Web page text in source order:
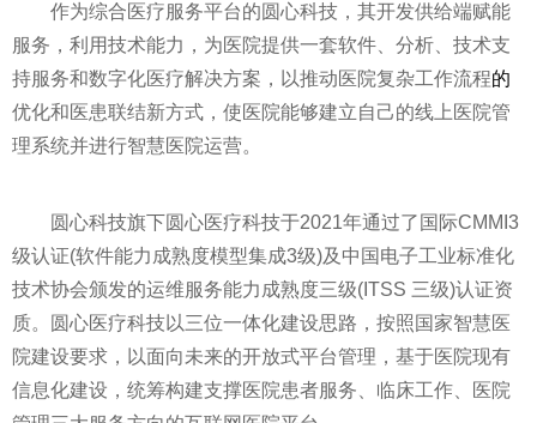
作为综合医疗服务平台的圆心科技，其开发供给端赋能
服务，利用技术能力，为医院提供一套软件、分析、技术支
持服务和数字化医疗解决方案，以推动医院复杂工作流程的
优化和医患联结新方式，使医院能够建立自己的线上医院管
理系统并进行智慧医院运营。
圆心科技旗下圆心医疗科技于2021年通过了国际CMMI3
级认证(软件能力成熟度模型集成3级)及中国电子工业标准化
技术协会颁发的运维服务能力成熟度三级(ITSS 三级)认证资
质。圆心医疗科技以三位一体化建设思路，按照 国家智慧医
院建设要求，以面向未来的开放式平台管理，基于医院现有
信息化建设，统筹构建支撑医院患者服务、临床工作、医院